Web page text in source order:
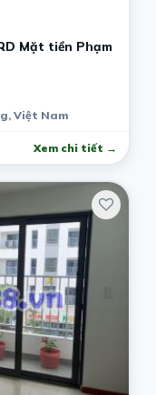
Mặt tiền Phạm
Việt Nam
Xem chi tiết →